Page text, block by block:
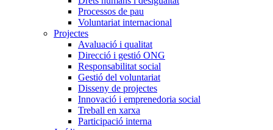
Processos de pau
Voluntariat internacional
Projectes
Avaluació i qualitat
Direcció i gestió ONG
Responsabilitat social
Gestió del voluntariat
Disseny de projectes
Innovació i emprenedoria social
Treball en xarxa
Participació interna